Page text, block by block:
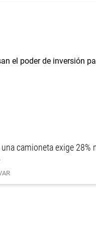
camioneta exige 28%